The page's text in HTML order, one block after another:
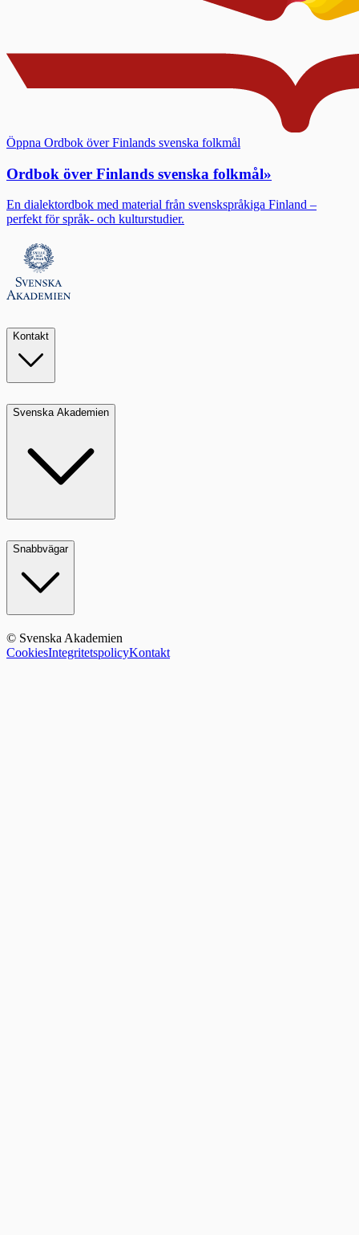
Öppna Ordbok över Finlands svenska folkmål
Ordbok över Finlands svenska folkmål»
En dialektordbok med material från svenskspråkiga Finland –
perfekt för språk- och kulturstudier.
Kontakt
Svenska Akademien
Snabbvägar
© Svenska Akademien
CookiesIntegritetspolicyKontakt